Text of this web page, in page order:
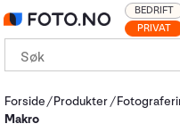
PRIVAT
BEDRIFT
Forside Produkter
Makro